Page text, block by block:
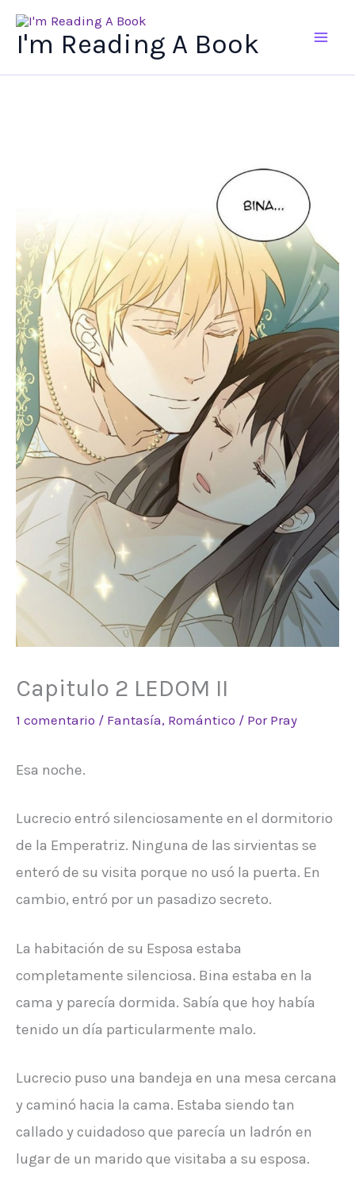
I'm Reading A Book
Capitulo 2 LEDOM II
1 comentario / Fantasía, Romántico / Por Pray
Esa noche.
Lucrecio entró silenciosamente en el dormitorio
de la Emperatriz. Ninguna de las sirvientas se
enteró de su visita porque no usó la puerta. En
cambio, entró por un pasadizo secreto.
La habitación de su Esposa estaba
completamente silenciosa. Bina estaba en la
cama y parecía dormida. Sabía que hoy había
tenido un día particularmente malo.
Lucrecio puso una bandeja en una mesa cercana
y caminó hacia la cama. Estaba siendo tan
callado y cuidadoso que parecía un ladrón en
lugar de un marido que visitaba a su esposa.